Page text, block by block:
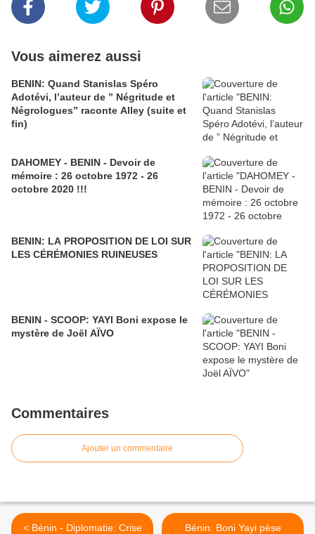
Vous aimerez aussi
BENIN: Quand Stanislas Spéro
Adotévi, l’auteur de ” Négritude et
Négrologues” raconte Alley (suite et
fin)
DAHOMEY - BENIN - Devoir de
mémoire : 26 octobre 1972 - 26
octobre 2020 !!!
BENIN: LA PROPOSITION DE LOI SUR
LES CÉRÉMONIES RUINEUSES
BENIN - SCOOP: YAYI Boni expose le
mystère de Joël AÏVO
Commentaires
Ajouter un commentaire
< Bénin - Diplomatie: Crise
Bénin: Boni Yayi pèse